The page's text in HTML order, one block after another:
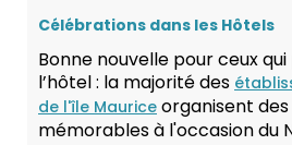
Célébrations dans les Hôtels
Bonne nouvelle pour ceux
l’hôtel : la majorité des
de l'île Maurice organisent
mémorables à l'occasion du